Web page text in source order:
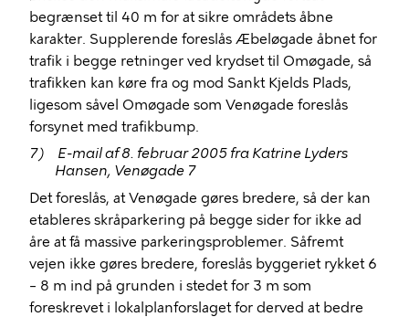
begrænset til 40 m for at sikre områdets åbne
karakter. Supplerende foreslås Æbeløgade åbnet for
trafik i begge retninger ved krydset til Omøgade, så
trafikken kan køre fra og mod Sankt Kjelds Plads,
ligesom såvel Omøgade som Venøgade foreslås
forsynet med trafikbump.
7)
E-mail af 8. februar 2005 fra Katrine Lyders
Hansen, Venøgade 7
Det foreslås, at Venøgade gøres bredere, så der kan
etableres skråparkering på begge sider for ikke ad
åre at få massive parkeringsproblemer. Såfremt
vejen ikke gøres bredere, foreslås byggeriet rykket 6
– 8 m ind på grunden i stedet for 3 m som
foreskrevet i lokalplanforslaget for derved at bedre